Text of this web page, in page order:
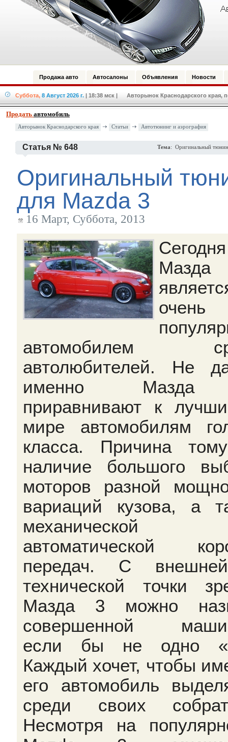
Продажа авто Автосалоны Объявления Новости
Суббота, 8 Август 2026 г. | 18:38 мск | Авторынок Краснодарского края,
Продать автомобиль
Авторынок Краснодарского края Статьи Автотюнинг и аэрография
Статья № 648 Тема: Оригинальный
Оригинальный
для Mazda 3
16 Март, Суббота, 2013
Сегодня
очень
автомобилем
автолюбителей. Не
именно
приравнивают к
мире автомобилям
класса. Причина
наличие большого
моторов разной
вариаций кузова, а
автоматической
передач. С
технической точки
Мазда 3 можно
совершенной
если бы не одно
Каждый хочет, чтобы
его автомобиль
среди своих
Несмотря на